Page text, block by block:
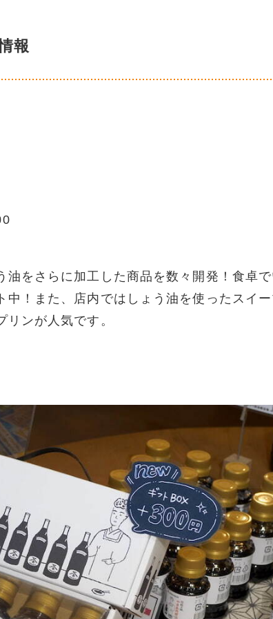
報
をさらに加工した商品を数々開発！食卓
！また、店内ではしょう油を使ったスイ
ンが人気です。